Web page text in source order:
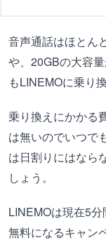
音声通話はほとん
や、20GBの大容
もLINEMOに乗り
乗り換えにかかる
は無いのでいつで
は日割りにはなら
しょう。
LINEMOは現在5
無料になるキャン